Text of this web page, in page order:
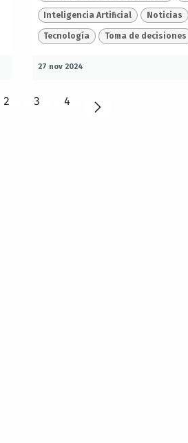
Inteligencia Artificial Noticias
Tecnología Toma de decisiones
27 nov 2024
2 3 4